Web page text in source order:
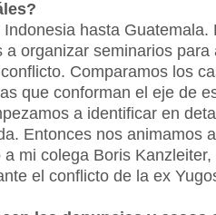
hasta Guatemala.
a organizar seminarios para
Comparamos los
que conforman el eje de
a identificar en
Entonces nos animamos
a mi colega Boris
el conflicto de la ex